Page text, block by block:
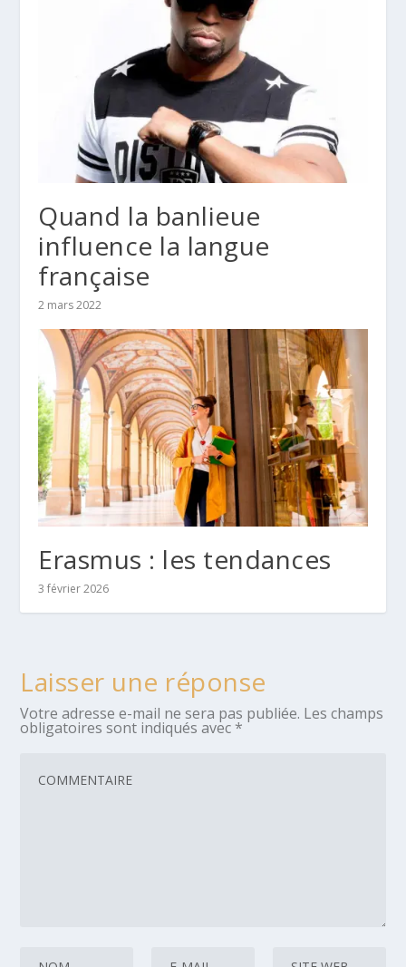
Quand la banlieue
influence la langue
française
2 mars 2022
Erasmus : les tendances
3 février 2026
Laisser une réponse
Votre adresse e-mail ne sera pas publiée. Les champs
obligatoires sont indiqués avec *